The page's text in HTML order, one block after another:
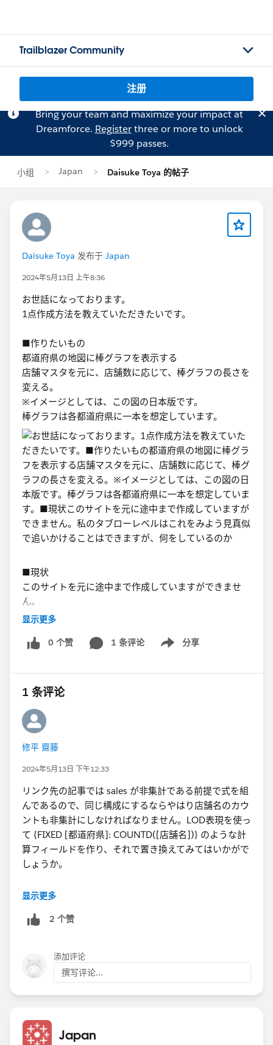
Trailblazer Community
注册
Bring your team and maximize your impact at
Dreamforce. Registerthree or more to unlock
$999 passes.
小组 Japan Daisuke Toya 的帖子
Daisuke Toya 发布于 Japan
2024年5月13日 上午8:36
お世話になっております。
1点作成方法を教えていただきたいです。
■作りたいもの
都道府県の地図に棒グラフを表示する
店舗マスタを元に、店舗数に応じて、棒グラフの長さを
変える。
※イメージとしては、この図の日本版です。
棒グラフは各都道府県に一本を想定しています。​
■現状
このサイトを元に途中まで作成していますができませ
ん。
https://kaho-enterprise.co.jp/tips/346/
ことはできますが、何をしているのかは理解できないレ
■ https://kaho-enterprise.co.jp/tips/346/をやってみて
＜手順2＞グラフが一本なので不要かと考え飛ばしてい
ます。
＜手順3＞base_longtitudeは作成できました。​
手順2を飛ばしているのでcal_longititudeは作成してい
base_latitudeについては、＋[sales]のところを
COUNT［店舗名」とすると集計と非集計は演算できな
いと出てきてしまいます。
ピルの配置の仕方もいまいちわかりません。
現物がないのでお答えが難しいかもしれませんが、この
アドバイスをいただけますと助かります。上記のやり方
製して、それを地図上に4点プロットすることで棒グラ
よろしくお願いいたします。​
kaho-enterprise.co.jp
显示更多
0 个赞 1 条评论 分享
Show menu
1 条评论
修平 齋藤
2024年5月13日 下午12:33
リンク先の記事では sales が非集計である前提で式を組
んであるので、同じ構成にするならやはり店舗名のカウ
ントも非集計にしなければなりません。​LOD表現を使っ
て {FIXED [都道府県]: COUNTD([店舗名])} のような計
算フィールドを作り、それで置き換えてみてはいかがで
しょうか。
なお、強制的にデータを増殖させる手法（scaffolding）
したが、現在はリレーションシップがあるのでもう少し
显示更多
2 个赞
添加评论
撰写评论...
Japan